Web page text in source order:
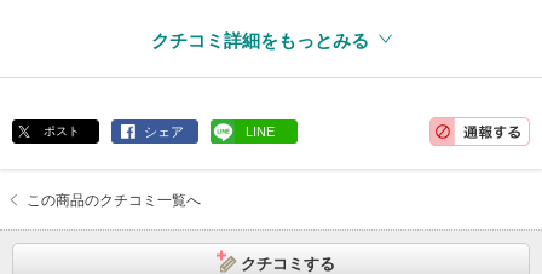
クチコミ詳細をもっとみる
ポスト シェア LINE
この商品のクチコミ一覧へ
クチコミする